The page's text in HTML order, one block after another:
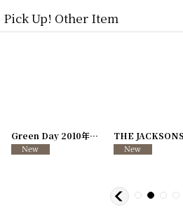
Pick Up! Other Item
42] [250117-38 ]
Green Day 2010年 21st Century Breakdown Tour ラミネート